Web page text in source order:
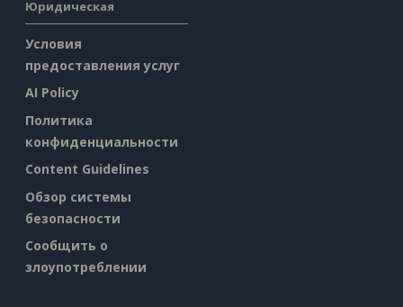
Юридическая
Условия
предоставления услуг
AI Policy
Политика
конфиденциальности
Content Guidelines
Обзор системы
безопасности
Сообщить о
злоупотреблении